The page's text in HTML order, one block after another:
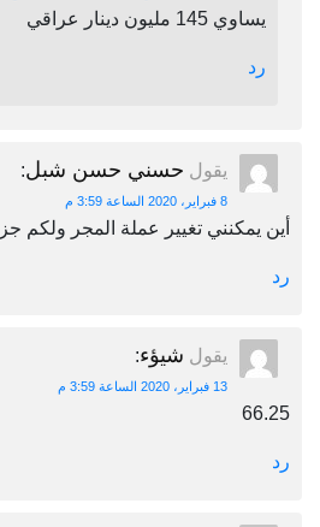
يساوي 145 مليون دينار عراقي
رد
يقول حسني حسن شبل:
8 فبراير، 2020 الساعة 3:59 م
أين يمكنني تغيير عملة المجر ولكم
رد
يقول شيؤء:
13 فبراير، 2020 الساعة 3:59 م
66.25
رد